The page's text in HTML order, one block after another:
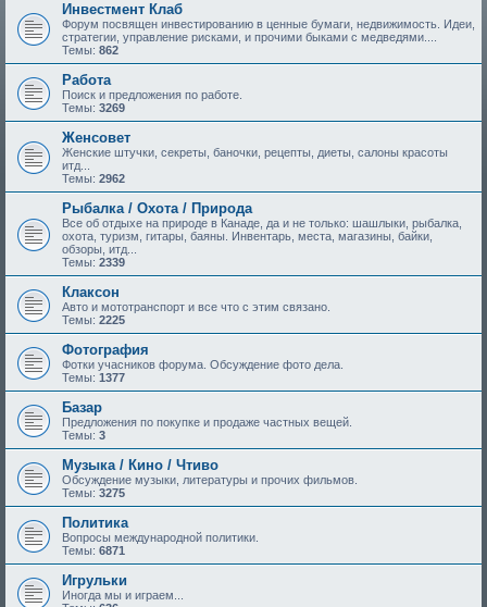
Инвестмент Клаб
Форум посвящен инвестированию в ценные бумаги, недвижимость. Идеи,
стратегии, управление рисками, и прочими быками с медведями....
Темы: 862
Работа
Поиск и предложения по работе.
Темы: 3269
Женсовет
Женские штучки, секреты, баночки, рецепты, диеты, салоны красоты
итд...
Темы: 2962
Рыбалка / Охота / Природа
Все об отдыхе на природе в Канаде, да и не только: шашлыки, рыбалка,
охота, туризм, гитары, баяны. Инвентарь, места, магазины, байки,
обзоры, итд...
Темы: 2339
Клаксон
Авто и мототранспорт и все что с этим связано.
Темы: 2225
Фотография
Фотки учасников форума. Обсуждение фото дела.
Темы: 1377
Базар
Предложения по покупке и продаже частных вещей.
Темы: 3
Музыка / Кино / Чтиво
Обсуждение музыки, литературы и прочих фильмов.
Темы: 3275
Политика
Вопросы международной политики.
Темы: 6871
Игрульки
Иногда мы и играем...